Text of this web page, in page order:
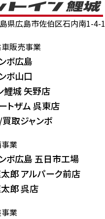
県広島市佐伯区石内南1-4-1
車販売事業
ボ広島
ボ山口
鯉城 矢野店
トザム 呉東店
取ジャンボ
事業
ボ広島 五日市工場
郎 アルパーク前店
郎 呉店
事業